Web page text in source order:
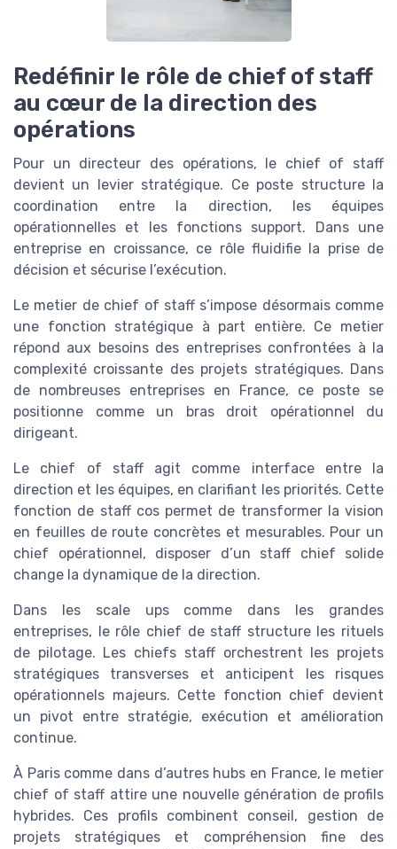
Redéfinir le rôle de chief of staff
au cœur de la direction des
opérations
Pour un directeur des opérations, le chief of staff
devient un levier stratégique. Ce poste structure la
coordination entre la direction, les équipes
opérationnelles et les fonctions support. Dans une
entreprise en croissance, ce rôle fluidifie la prise de
décision et sécurise l’exécution.
Le metier de chief of staff s’impose désormais comme
une fonction stratégique à part entière. Ce metier
répond aux besoins des entreprises confrontées à la
complexité croissante des projets stratégiques. Dans
de nombreuses entreprises en France, ce poste se
positionne comme un bras droit opérationnel du
dirigeant.
Le chief of staff agit comme interface entre la
direction et les équipes, en clarifiant les priorités. Cette
fonction de staff cos permet de transformer la vision
en feuilles de route concrètes et mesurables. Pour un
chief opérationnel, disposer d’un staff chief solide
change la dynamique de la direction.
Dans les scale ups comme dans les grandes
entreprises, le rôle chief de staff structure les rituels
de pilotage. Les chiefs staff orchestrent les projets
stratégiques transverses et anticipent les risques
opérationnels majeurs. Cette fonction chief devient
un pivot entre stratégie, exécution et amélioration
continue.
À Paris comme dans d’autres hubs en France, le metier
chief of staff attire une nouvelle génération de profils
hybrides. Ces profils combinent conseil, gestion de
projets stratégiques et compréhension fine des